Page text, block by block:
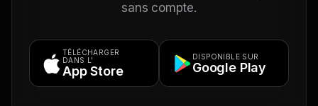
sans compte.
TÉLÉCHARGER
DANS L'
App Store
DISPONIBLE SUR
Google Play